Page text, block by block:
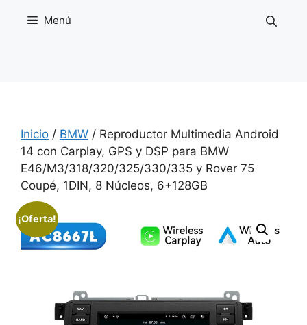
Menú
Inicio / BMW / Reproductor Multimedia Android
14 con Carplay, GPS y DSP para BMW
E46/M3/318/320/325/330/335 y Rover 75
Coupé, 1DIN, 8 Núcleos, 6+128GB
¡Oferta!